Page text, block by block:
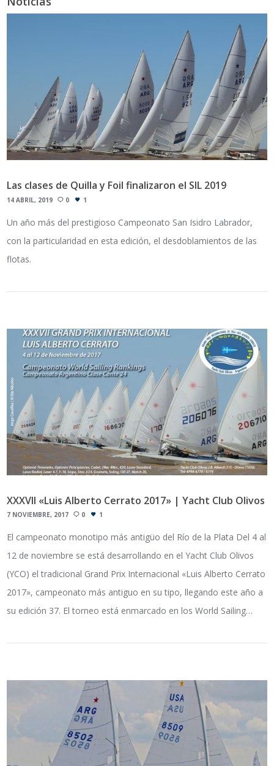
Las clases de Quilla y Foil finalizaron el SIL 2019
14 ABRIL, 2019 0 1
Un año más del prestigioso Campeonato San Isidro Labrador,
con la particularidad en esta edición, el desdoblamientos de las
flotas.
XXXVII «Luis Alberto Cerrato 2017» | Yacht Club Olivos
7 NOVIEMBRE, 2017 0 1
El campeonato monotipo más antigüo del Río de la Plata Del 4 al
12 de noviembre se está desarrollando en el Yacht Club Olivos
(YCO) el tradicional Grand Prix Internacional «Luis Alberto Cerrato
2017», campeonato más antiguo en su tipo, llegando este año a
su edición 37. El torneo está enmarcado en los World Sailing…